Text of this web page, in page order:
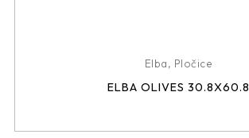
Elba, Pločice
ELBA OLIVES 30.8X60.8